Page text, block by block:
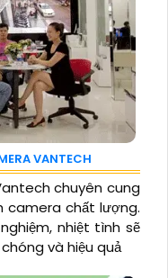
VANTECH
chuyên cung
camera chất lượng.
nhiệt tình sẽ
và hiệu quả